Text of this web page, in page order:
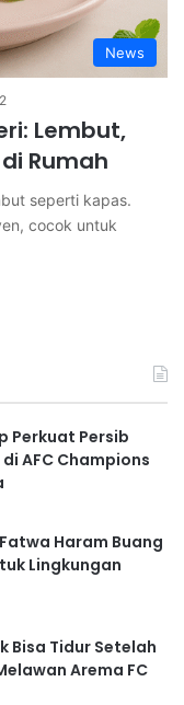
News
Lembut,
Rumah
seperti kapas.
cocok untuk
Perkuat Persib
AFC Champions
Haram Buang
Lingkungan
Bisa Tidur Setelah
Arema FC